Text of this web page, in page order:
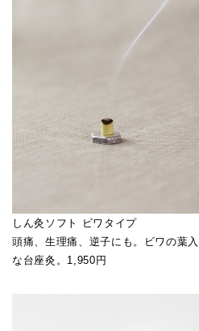
しん灸ソフト ビワタイプ
頭痛、生理痛、逆子にも。ビワの葉
な台座灸。1,950円